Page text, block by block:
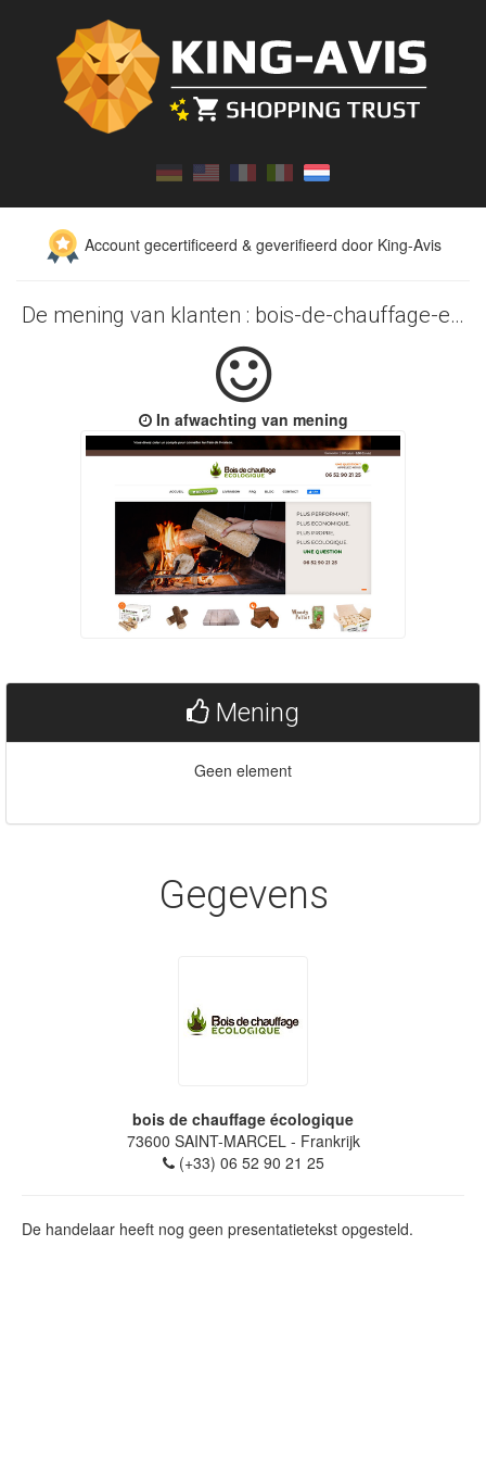
Account gecertificeerd & geverifieerd door King-Avis
De mening van klanten : bois-de-chauffage-ecologique.com
In afwachting van mening
Mening
Geen element
Gegevens
bois de chauffage écologique
73600 SAINT-MARCEL - Frankrijk
(+33) 06 52 90 21 25
De handelaar heeft nog geen presentatietekst opgesteld.